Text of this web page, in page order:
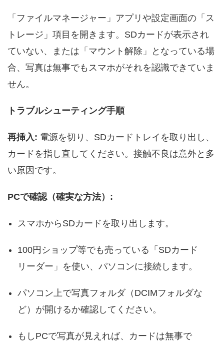
「ファイルマネージャー」アプリや設定画面の「ス
トレージ」項目を開きます。SDカードが表示され
ていない、または「マウント解除」となっている場
合、写真は無事でもスマホがそれを認識できていま
せん。
トラブルシューティング手順
再挿入: 電源を切り、SDカードトレイを取り出し、
カードを指し直してください。接触不良は意外と多
い原因です。
PCで確認（確実な方法）:
スマホからSDカードを取り出します。
100円ショップ等でも売っている「SDカード
リーダー」を使い、パソコンに接続します。
パソコン上で写真フォルダ（DCIMフォルダな
ど）が開けるか確認してください。
もしPCで写真が見えれば、カードは無事で